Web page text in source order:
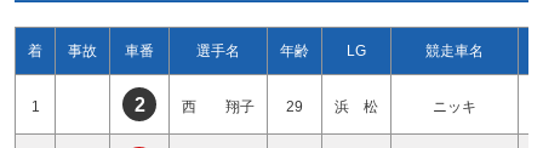
着 事故 車番 選手名 年齢 LG 競走車名
1 2 西 翔子 29 浜 松 ニッキ